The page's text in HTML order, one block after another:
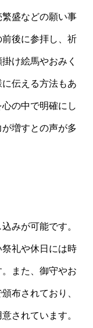
盛などの願い事
後に参拝し、祈
け絵馬やおみく
伝える方法もあ
の中で明確にし
増すとの声が多
みが可能です。
礼や休日には時
また、御守やお
布されており、
されています。